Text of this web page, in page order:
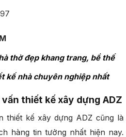
thờ đẹp khang trang, bề thế
kế nhà chuyên nghiệp nhất
thiết kế xây dựng ADZ
thiết kế xây dựng ADZ cũng là
hàng tin tưởng nhất hiện nay.